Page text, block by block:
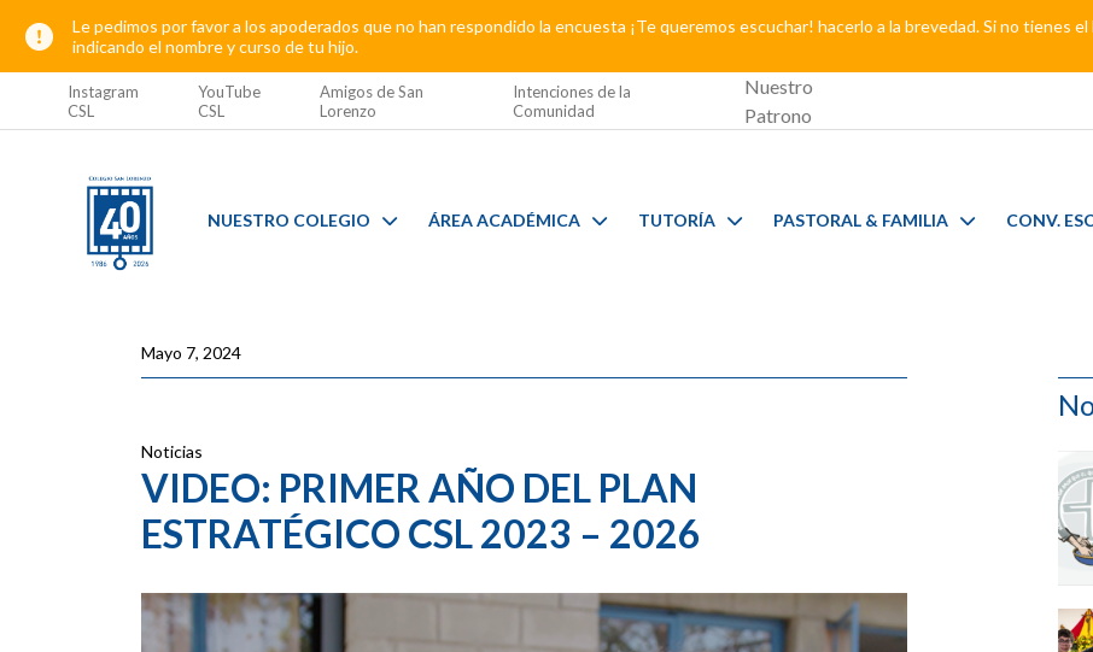
Le pedimos por favor a los apoderados que no han respondido la encuesta ¡Te queremos escuchar! hacerlo a la brevedad. Si no tienes
indicando el nombre y curso de tu hijo.
Instagram
CSL
YouTube
CSL
Amigos de San
Lorenzo
Intenciones de la
Comunidad
Nuestro
Patrono
NUESTRO COLEGIO ÁREA ACADÉMICA TUTORÍA PASTORAL & FAMILIA CONV.
Mayo 7, 2024
Noticias
VIDEO: PRIMER AÑO DEL PLAN
ESTRATÉGICO CSL 2023 – 2026